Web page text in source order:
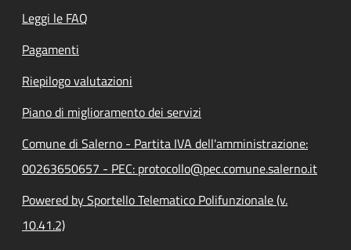
Leggi le FAQ
Pagamenti
Riepilogo valutazioni
Piano di miglioramento dei servizi
Comune di Salerno - Partita IVA dell'amministrazione:
00263650657 - PEC: protocollo@pec.comune.salerno.it
Powered by Sportello Telematico Polifunzionale (v.
10.41.2)